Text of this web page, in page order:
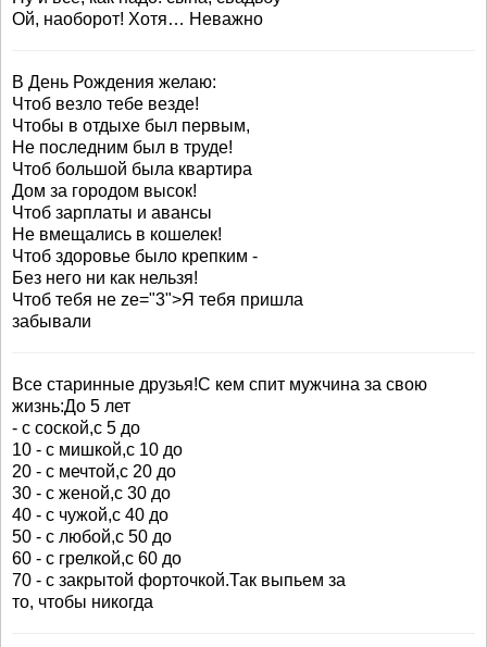
Ой, наоборот! Хотя… Неважно
В День Рождения желаю:
Чтоб везло тебе везде!
Чтобы в отдыхе был первым,
Не последним был в труде!
Чтоб большой была квартира
Дом за городом высок!
Чтоб зарплаты и авансы
Не вмещались в кошелек!
Чтоб здоровье было крепким -
Без него ни как нельзя!
Чтоб тебя не ze="3">Я тебя пришла
забывали
Все старинные друзья!С кем спит мужчина за свою
жизнь:До 5 лет
- с соской,с 5 до
10 - с мишкой,с 10 до
20 - с мечтой,с 20 до
30 - с женой,с 30 до
40 - с чужой,с 40 до
50 - с любой,с 50 до
60 - с грелкой,с 60 до
70 - с закрытой форточкой.Так выпьем за
то, чтобы никогда